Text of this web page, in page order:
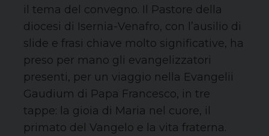
i tema del convegno. Il Pastore della
diocesi di Isernia-Venafro, con l’ausilio di
slide e frasi chiave molto significative, ha
preso per mano gli evangelizzatori
presenti, per un viaggio nella Evangelii
Gaudium di Papa Francesco, in tre
tappe: la gioia di Maria nel cuore, il
primato del Vangelo e la vita fraterna.